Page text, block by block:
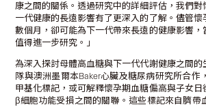
康之間的關係。透過研究中的詳細評估，我們對
一代健康的長遠影響有了更深入的了解。儘管懷
數個月，卻可能為下一代帶來長遠的健康影響，
值得進一步研究。」
為深入探討母體高血糖與下一代代謝健康之間的
隊與澳洲墨爾本Baker心臟及糖尿病研究所合作
甲基化標記，或可解釋懷孕期血糖偏高與子女日
β細胞功能受損之間的關聯。這些標記來自臍帶